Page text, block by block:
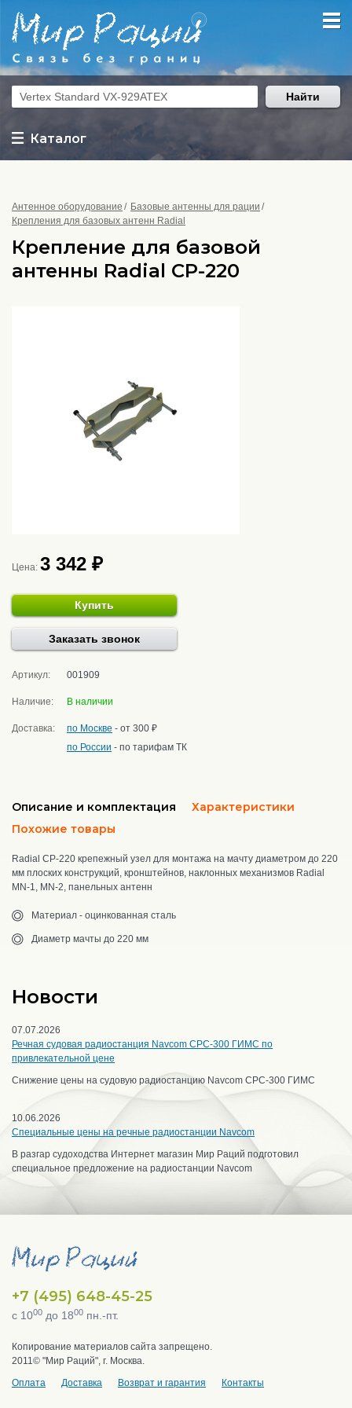
Каталог
Найти
Антенное оборудование
Базовые антенны для рации
Крепления для базовых антенн Radial
Крепление для базовой
антенны Radial CP-220
Цена: 3 342 ₽
Купить
Заказать звонок
Артикул: 001909
Наличие: В наличии
Доставка: по Москве - от 300 ₽
по России - по тарифам ТК
Описание и комплектация
Характеристики
Похожие товары
Radial CP-220 крепежный узел для монтажа на мачту диаметром до 220
мм плоских конструкций, кронштейнов, наклонных механизмов Radial
MN-1, MN-2, панельных антенн
Материал - оцинкованная сталь
Диаметр мачты до 220 мм
Новости
07.07.2026
Речная судовая радиостанция Navcom CPC-300 ГИМС по
привлекательной цене
Снижение цены на судовую радиостанцию Navcom CPC-300 ГИМС
10.06.2026
Специальные цены на речные радиостанции Navcom
В разгар судоходства Интернет магазин Мир Раций подготовил
специальное предложение на радиостанции Navcom
+7 (495) 648-45-25
с 1000 до 1800 пн.-пт.
Копирование материалов сайта запрещено.
2011© "Мир Раций", г. Москва.
Оплата
Доставка Возврат и гарантия Контакты